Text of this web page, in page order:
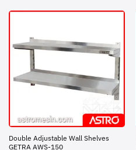
Double Adjustable Wall Shelves
GETRA AWS-150